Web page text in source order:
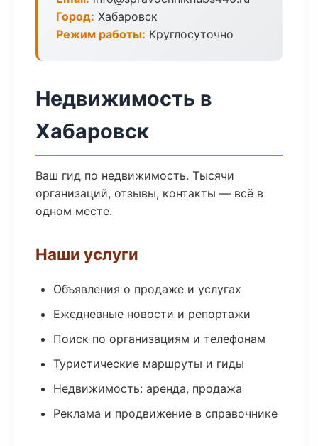
Город: Хабаровск
Режим работы: Круглосуточно
Недвижимость в
Хабаровск
Ваш гид по недвижимость. Тысячи
организаций, отзывы, контакты — всё в
одном месте.
Наши услуги
Объявления о продаже и услугах
Ежедневные новости и репортажи
Поиск по организациям и телефонам
Туристические маршруты и гиды
Недвижимость: аренда, продажа
Реклама и продвижение в справочнике